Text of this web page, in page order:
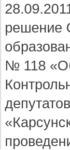
решение
№ 118